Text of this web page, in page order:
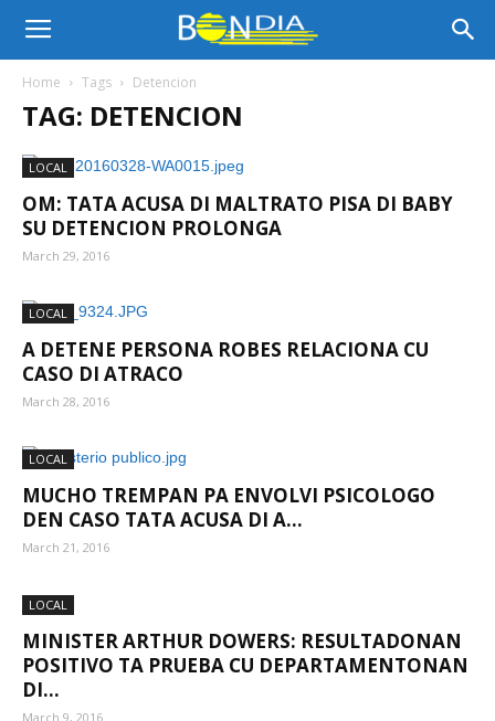
Bon
Aruba
Noticia
Home Tags Detencion
TAG: DETENCION
LOCAL
OM: TATA ACUSA DI MALTRATO PISA DI BABY
SU DETENCION PROLONGA
March 29, 2016
LOCAL
A DETENE PERSONA ROBES RELACIONA CU
CASO DI ATRACO
March 28, 2016
LOCAL
MUCHO TREMPAN PA ENVOLVI PSICOLOGO
DEN CASO TATA ACUSA DI A...
March 21, 2016
LOCAL
MINISTER ARTHUR DOWERS: RESULTADONAN
POSITIVO TA PRUEBA CU DEPARTAMENTONAN
DI...
March 9, 2016